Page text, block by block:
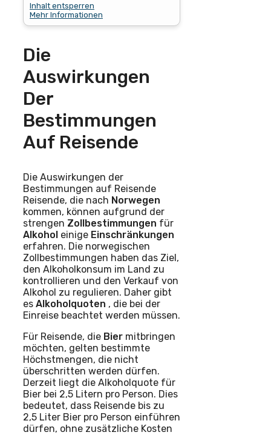
Inhalt entsperren
Mehr Informationen
Die
Auswirkungen
Der
Bestimmungen
Auf Reisende
Die Auswirkungen der
Bestimmungen auf Reisende
Reisende, die nach Norwegen
kommen, können aufgrund der
strengen Zollbestimmungen für
Alkohol einige Einschränkungen
erfahren. Die norwegischen
Zollbestimmungen haben das Ziel,
den Alkoholkonsum im Land zu
kontrollieren und den Verkauf von
Alkohol zu regulieren. Daher gibt
es Alkoholquoten , die bei der
Einreise beachtet werden müssen.
Für Reisende, die Bier mitbringen
möchten, gelten bestimmte
Höchstmengen, die nicht
überschritten werden dürfen.
Derzeit liegt die Alkoholquote für
Bier bei 2,5 Litern pro Person. Dies
bedeutet, dass Reisende bis zu
2,5 Liter Bier pro Person einführen
dürfen, ohne zusätzliche Kosten